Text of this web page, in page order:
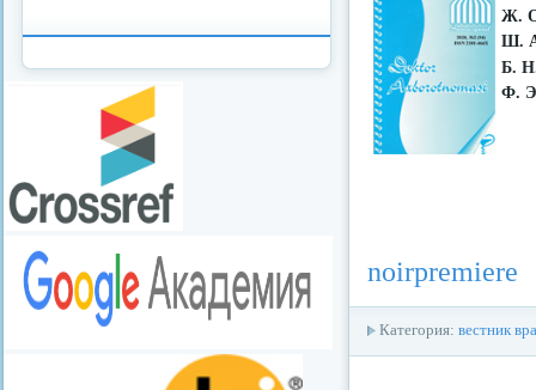
Ж.
Ш.
Б.
Ф.
noirpremiere
Категория: вестник